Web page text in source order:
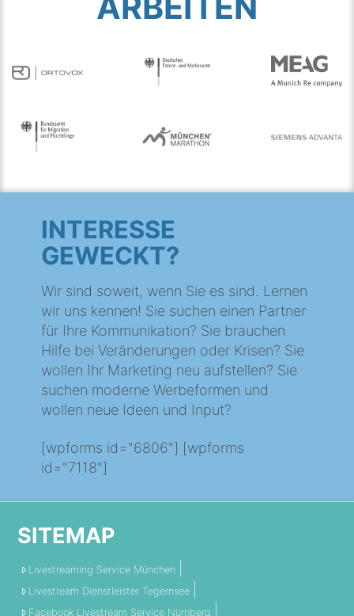
INTERESSE
GEWECKT?
Wir sind soweit, wenn Sie es sind. Lernen
wir uns kennen! Sie suchen einen Partner
für Ihre Kommunikation? Sie brauchen
Hilfe bei Veränderungen oder Krisen? Sie
wollen Ihr Marketing neu aufstellen? Sie
suchen moderne Werbeformen und
wollen neue Ideen und Input?
[wpforms id="6806"] [wpforms
id="7118"]
SITEMAP
Livestreaming Service München
Livestream Dienstleister Tegernsee
Facebook Livestream Service Nürnberg